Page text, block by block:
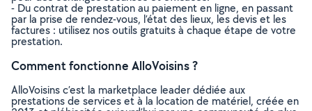
- Du contrat de prestation au paiement en ligne, en passant
par la prise de rendez-vous, l’état des lieux, les devis et les
factures : utilisez nos outils gratuits à chaque étape de votre
prestation.
Comment fonctionne AlloVoisins ?
AlloVoisins c’est la marketplace leader dédiée aux
prestations de services et à la location de matériel, créée en